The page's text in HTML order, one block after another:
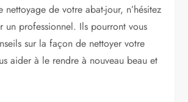
nettoyage de votre abat-jour, n’hésitez
un professionnel. Ils pourront vous
sur la façon de nettoyer votre
aider à le rendre à nouveau beau et